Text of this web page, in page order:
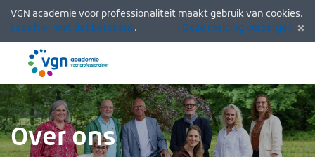
VGN academie voor professionaliteit maakt gebruik van cookies.
Lees hier wat dat betekent. Deze melding verbergen
Menu
Over ons